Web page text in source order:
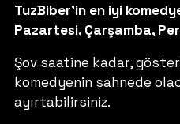
TuzBiber’in en iyi
Pazartesi, Çarşamba,
Şov saatine kadar,
komedyenin sahnede
ayırtabilirsiniz.